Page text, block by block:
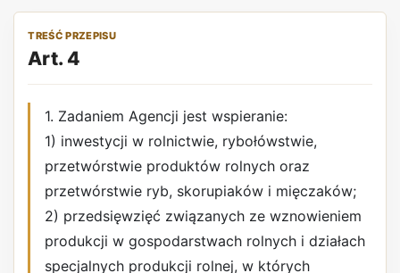
TREŚĆ PRZEPISU
Art. 4
1. Zadaniem Agencji jest wspieranie:
1) inwestycji w rolnictwie, rybołówstwie,
przetwórstwie produktów rolnych oraz
przetwórstwie ryb, skorupiaków i mięczaków;
2) przedsięwzięć związanych ze wznowieniem
produkcji w gospodarstwach rolnych i działach
specjalnych produkcji rolnej, w których